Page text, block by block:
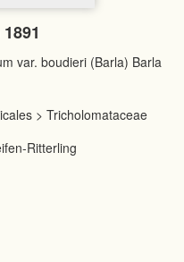
var. boudieri (Barla) Barla
> Tricholomataceae
Ritterling